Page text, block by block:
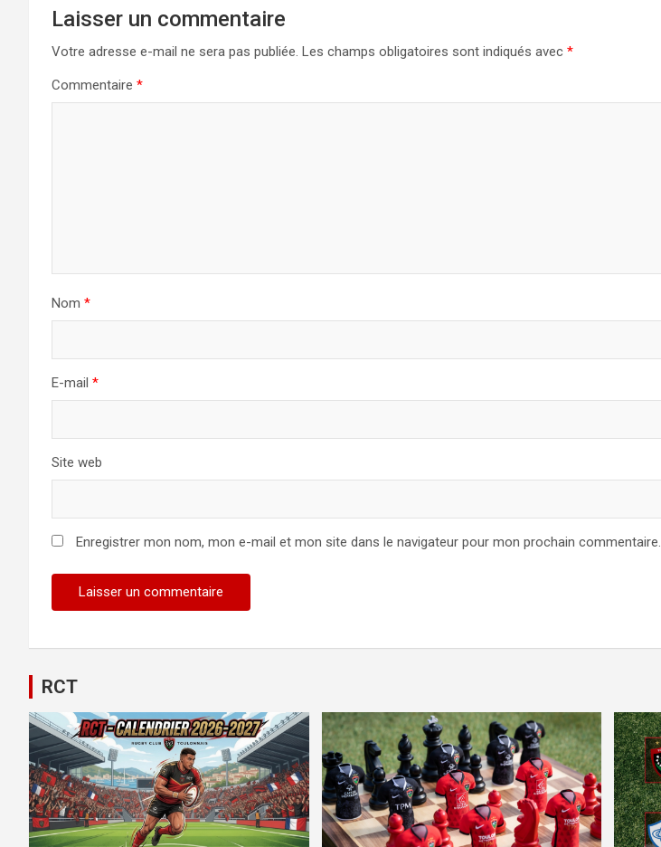
Laisser un commentaire
Votre adresse e-mail ne sera pas publiée. Les champs obligatoires sont indiqués avec *
Commentaire *
Nom *
E-mail *
Site web
Enregistrer mon nom, mon e-mail et mon site dans le navigateur pour mon prochain commentaire.
RCT